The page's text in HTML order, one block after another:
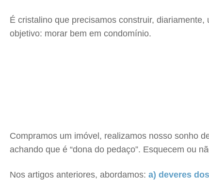
É cristalino que precisamos construir,
objetivo: morar bem em condomínio.
Compramos um imóvel, realizamos nosso sonho
achando que é “dona do pedaço”. Esquecem ou
Nos artigos anteriores, abordamos: a) deveres